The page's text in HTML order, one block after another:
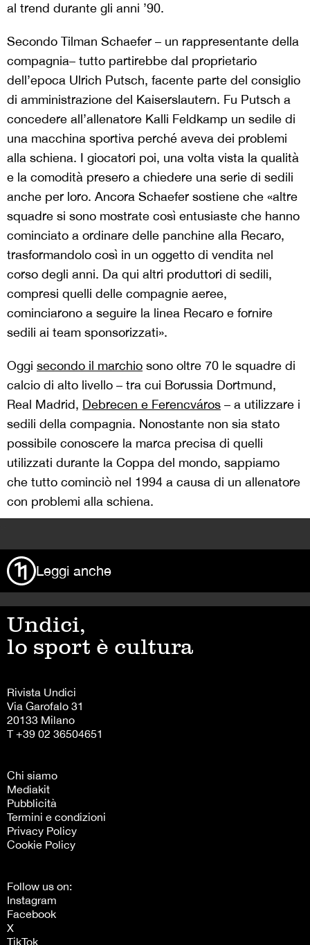
al trend durante gli anni ’90.
Secondo Tilman Schaefer – un rappresentante della
compagnia– tutto partirebbe dal proprietario
dell’epoca Ulrich Putsch, facente parte del consiglio
di amministrazione del Kaiserslautern. Fu Putsch a
concedere all’allenatore Kalli Feldkamp un sedile di
una macchina sportiva perché aveva dei problemi
alla schiena. I giocatori poi, una volta vista la qualità
e la comodità presero a chiedere una serie di sedili
anche per loro. Ancora Schaefer sostiene che «altre
squadre si sono mostrate così entusiaste che hanno
cominciato a ordinare delle panchine alla Recaro,
trasformandolo così in un oggetto di vendita nel
corso degli anni. Da qui altri produttori di sedili,
compresi quelli delle compagnie aeree,
cominciarono a seguire la linea Recaro e fornire
sedili ai team sponsorizzati».
Oggi secondo il marchio sono oltre 70 le squadre di
calcio di alto livello – tra cui Borussia Dortmund,
Real Madrid, Debrecen e Ferencváros – a utilizzare i
sedili della compagnia. Nonostante non sia stato
possibile conoscere la marca precisa di quelli
utilizzati durante la Coppa del mondo, sappiamo
che tutto cominciò nel 1994 a causa di un allenatore
con problemi alla schiena.
Leggi anche
Undici,
lo sport è cultura
Rivista Undici
Via Garofalo 31
20133 Milano
T +39 02 36504651
Chi siamo
Mediakit
Pubblicità
Termini e condizioni
Privacy Policy
Cookie Policy
Follow us on:
Instagram
Facebook
X
TikTok